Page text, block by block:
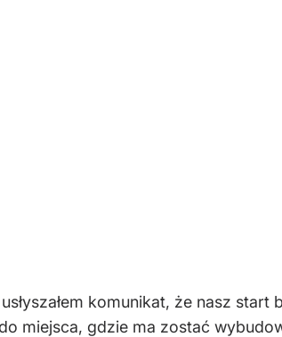
komunikat, że nasz
miejsca, gdzie ma zostać